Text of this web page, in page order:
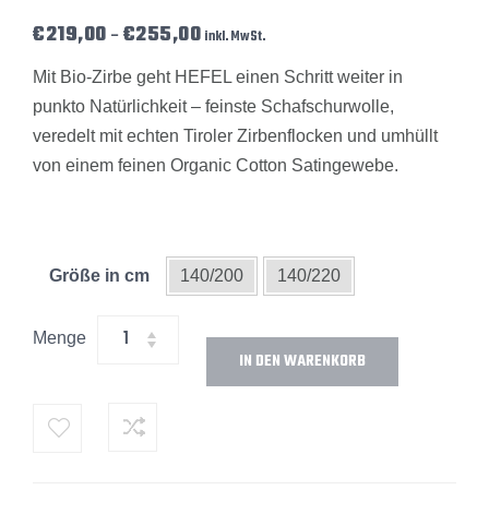
€219,00 –€255,00Preisspanne: €219,00 bis €255,00
inkl. MwSt.
Mit Bio-Zirbe geht HEFEL einen Schritt weiter in
punkto Natürlichkeit – feinste Schafschurwolle,
veredelt mit echten Tiroler Zirbenflocken und umhüllt
von einem feinen Organic Cotton Satingewebe.
Größe in cm 140/200 140/220
Menge
IN DEN WARENKORB